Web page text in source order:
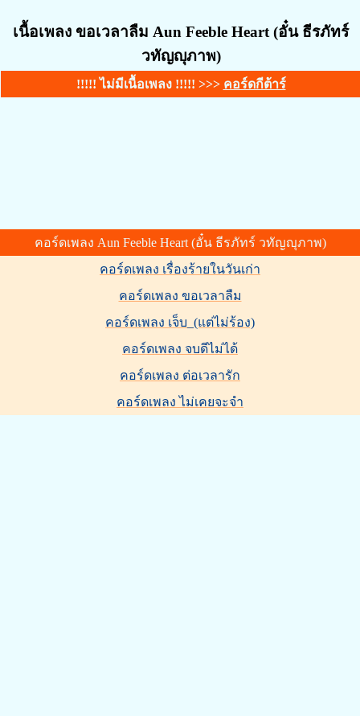
เนื้อเพลง ขอเวลาลืม Aun Feeble Heart (อั๋น ธีรภัทร์
วทัญญุภาพ)
!!!!! ไม่มีเนื้อเพลง !!!!! >>> คอร์ดกีต้าร์
คอร์ดเพลง Aun Feeble Heart (อั๋น ธีรภัทร์ วทัญญุภาพ)
คอร์ดเพลง เรื่องร้ายในวันเก่า
คอร์ดเพลง ขอเวลาลืม
คอร์ดเพลง เจ็บ_(แต่ไม่ร้อง)
คอร์ดเพลง จบดีไม่ได้
คอร์ดเพลง ต่อเวลารัก
คอร์ดเพลง ไม่เคยจะจำ